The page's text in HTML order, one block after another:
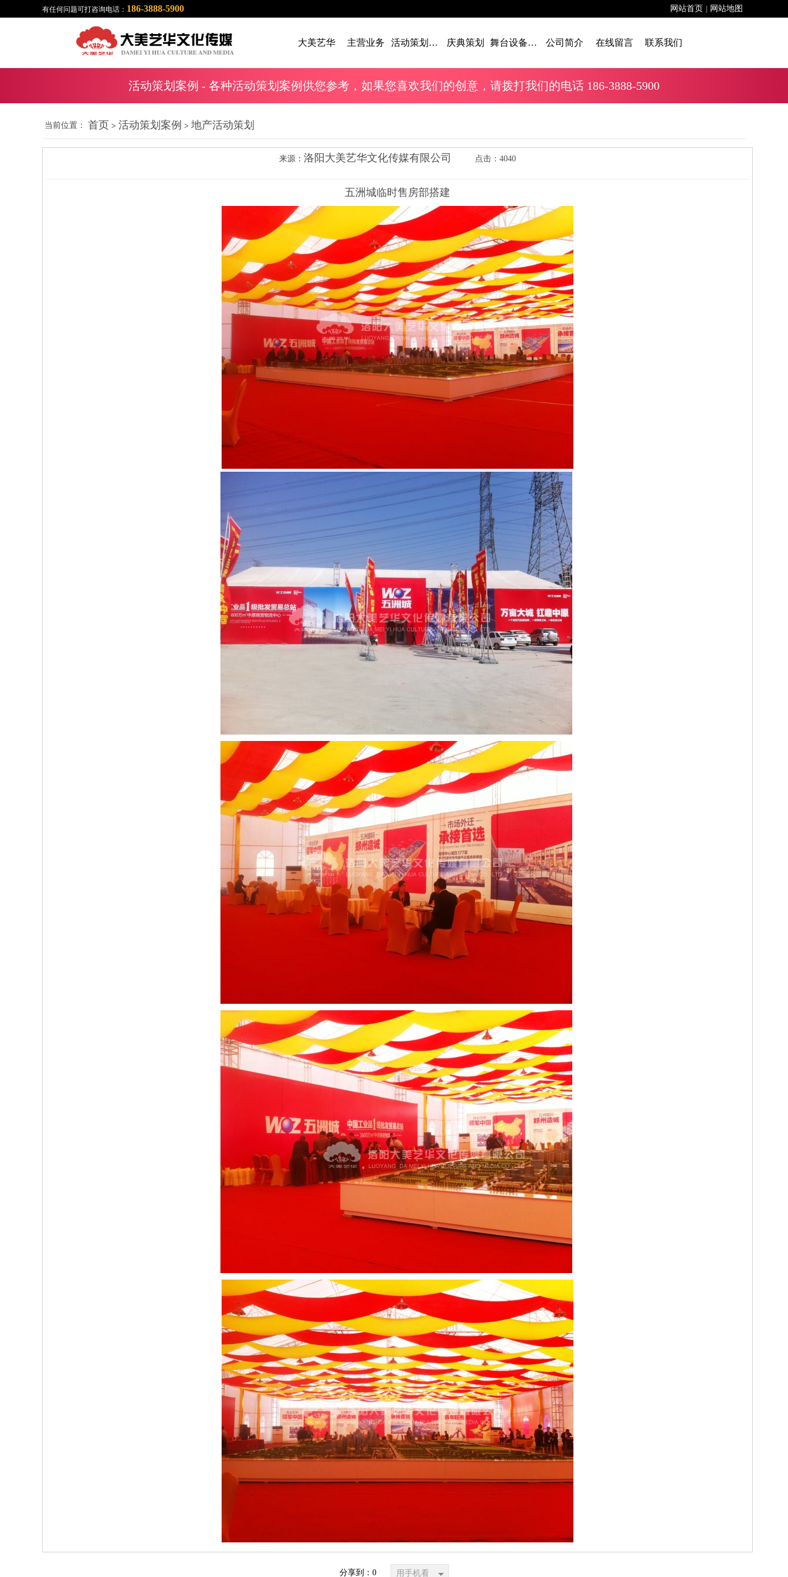
有任何问题可打咨询电话： 186-3888-5900 网站首页 网站地图
大美艺华 主营业务 活动策划案例 庆典策划 舞台设备租赁 公司简介 在线留言 联系我们
活动策划案例 - 各种活动策划案例供您参考，如果您喜欢我们的创意，请拨打我们的电话 186-3888-5900
当前位置： 首页 > 活动策划案例 > 地产活动策划
来源： 洛阳大美艺华文化传媒有限公司 点击：4040
五洲城临时售房部搭建
分享到： 0 用手机看